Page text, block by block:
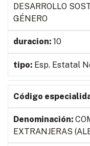
DESARROLLO
GÉNERO
10
Esp. Estatal
EXTRANJERAS